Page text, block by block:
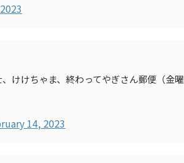
けけちゃま、終わってやぎさん郵便（金曜
14, 2023